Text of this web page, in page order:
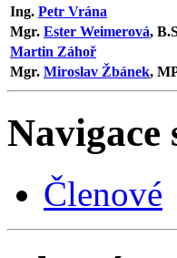
Ing. Petr Vrána
Mgr. Ester Weimerová,
Martin Záhoř
Mgr. Miroslav Žbánek,
Navigace
Členové